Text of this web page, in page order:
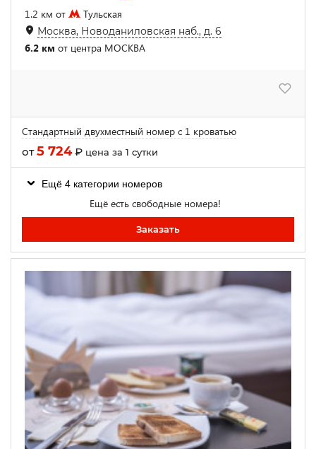
1.2 км от
Тульская
Москва, Новоданиловская наб., д. 6
6.2 км от центра МОСКВА
Стандартный двухместный номер с 1 кроватью
от5 724₽ цена за 1 сутки
Ещё 4 категории номеров
Ещё есть свободные номера!
Заказать